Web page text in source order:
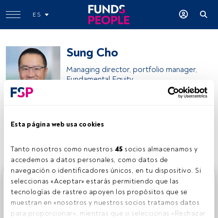
Esta página web usa cookies
Tanto nosotros como nuestros 45 socios almacenamos y
accedemos a datos personales, como datos de
navegación o identificadores únicos, en tu dispositivo. Si
seleccionas «Aceptar» estarás permitiendo que las
tecnologías de rastreo apoyen los propósitos que se
muestran en «nosotros y nuestros socios tratamos datos
para proporcionar», mientras que si seleccionas «Rechazar
ES
Sung Cho
Managing director, portfolio manager,
Fundamental Equity
Compartir:
Este es un artículo exclusivo para los usuarios registrados
de FundsPeople. Si ya estás registrado, accede desde el
botón Login. Si aún no tienes cuenta, te invitamos a
registrarte y disfrutar de todo el universo que ofrece